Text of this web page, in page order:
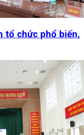
tổ chức phổ biến,